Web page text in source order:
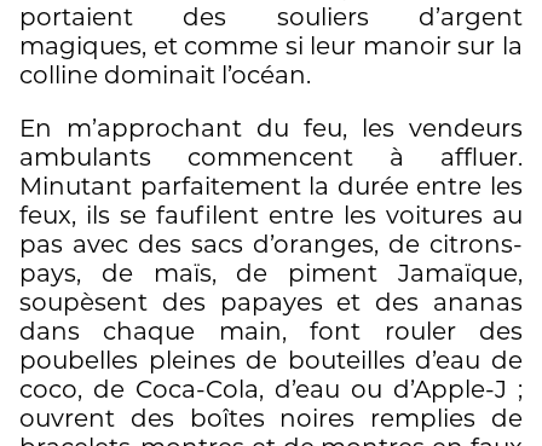
portaient des souliers d’argent
magiques, et comme si leur manoir sur la
colline dominait l’océan.
En m’approchant du feu, les vendeurs
ambulants commencent à affluer.
Minutant parfaitement la durée entre les
feux, ils se faufilent entre les voitures au
pas avec des sacs d’oranges, de citrons-
pays, de maïs, de piment Jamaïque,
soupèsent des papayes et des ananas
dans chaque main, font rouler des
poubelles pleines de bouteilles d’eau de
coco, de Coca-Cola, d’eau ou d’Apple-J ;
ouvrent des boîtes noires remplies de